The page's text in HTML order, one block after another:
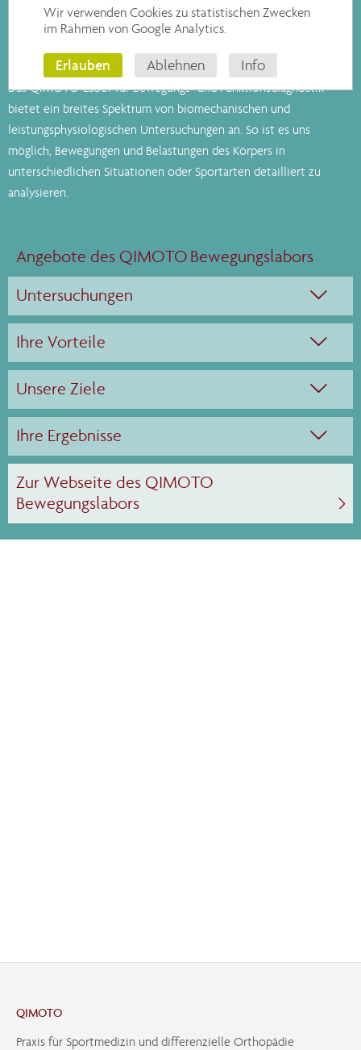
werden. So lässt sich eine spezifische Therapie und
Verhaltensempfehlung entwickeln die effektiv Verletzungen
und Arthrose vorbeugen kann.
Das QIMOTO-Labor für Bewegungs- und Funktionsdiagnostik
bietet ein breites Spektrum von biomechanischen und
leistungsphysiologischen Untersuchungen an. So ist es uns
möglich, Bewegungen und Belastungen des Körpers in
unterschiedlichen Situationen oder Sportarten detailliert zu
analysieren.
Angebote des QIMOTO Bewegungslabors
Untersuchungen

Ihre Vorteile 
Unsere Ziele 
Ihre Ergebnisse 
Zur Webseite des QIMOTO
Bewegungslabors

QIMOTO
Praxis für Sportmedizin und differenzielle Orthopädie
Wir verwenden Cookies zu statistischen Zwecken
im Rahmen von Google Analytics.
Erlauben Ablehnen Info